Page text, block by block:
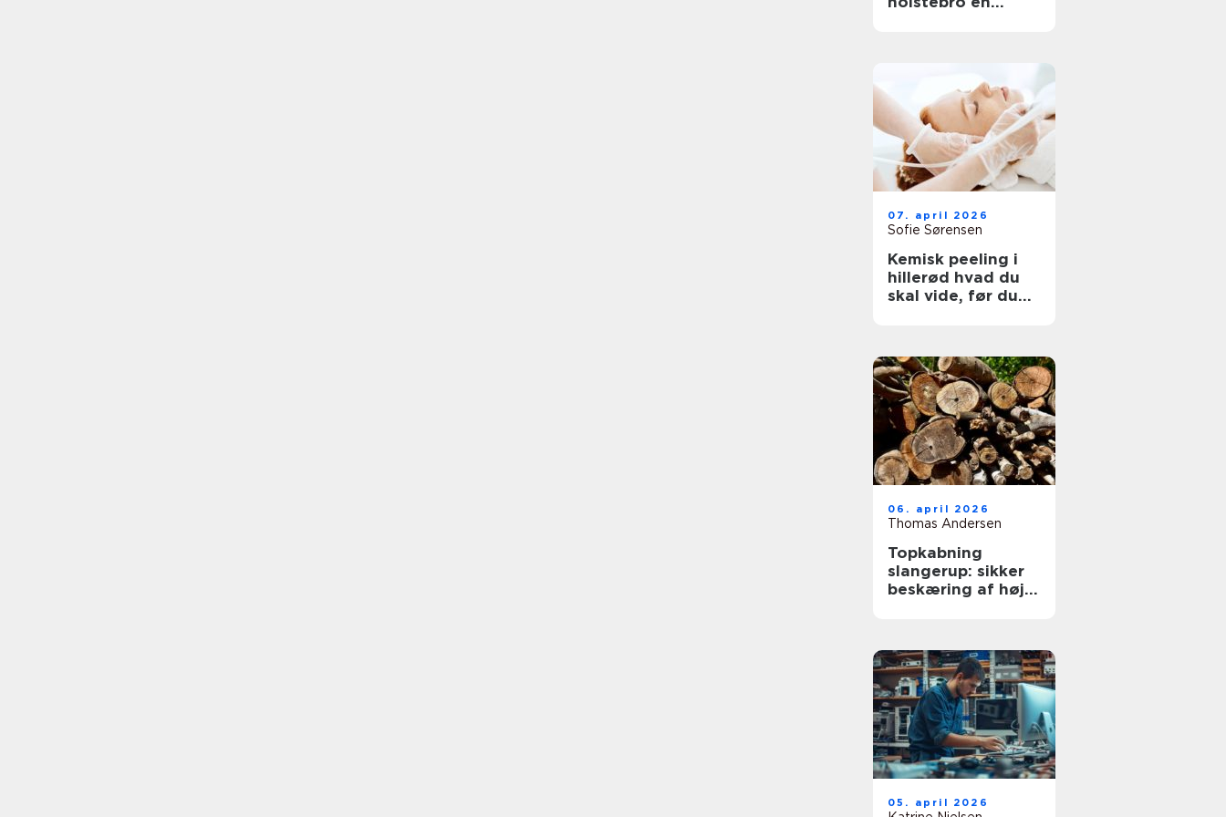
07. april 2026
Sofie Sørensen
Kemisk peeling i
hillerød hvad du
skal vide, før du
06. april 2026
Thomas Andersen
Topkabning
slangerup: sikker
beskæring af høje
05. april 2026